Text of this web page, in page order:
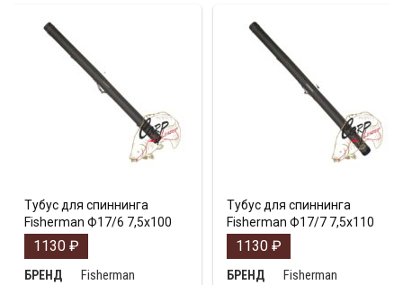
Тубус для спиннинга
Fisherman Ф17/6 7,5х100
1130 ₽
БРЕНД
Fisherman
Тубус для спиннинга
Fisherman Ф17/7 7,5х110
1130 ₽
БРЕНД
Fisherman